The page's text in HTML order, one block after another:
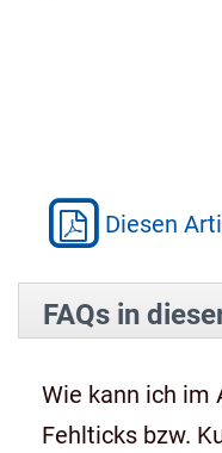
Diesen
FAQs in
Wie kann ich im
Fehlticks bzw.